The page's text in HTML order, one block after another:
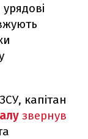
капітан
звернув